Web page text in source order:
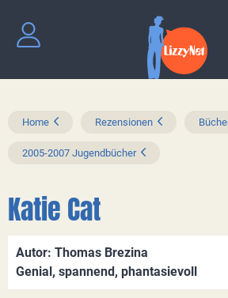
Home Rezensionen
2005-2007 Jugendbücher
Katie Cat
Autor: Thomas Brezina
Genial, spannend, phantasievoll